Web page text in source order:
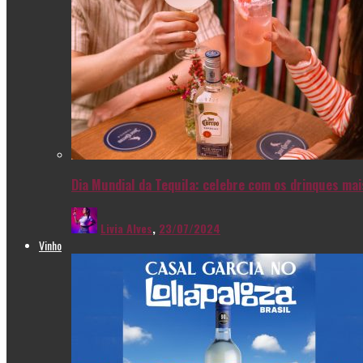
Dia Mundial da Tequila: celebre com os drinques
Livia Alves, 23/07/2024
Vinho